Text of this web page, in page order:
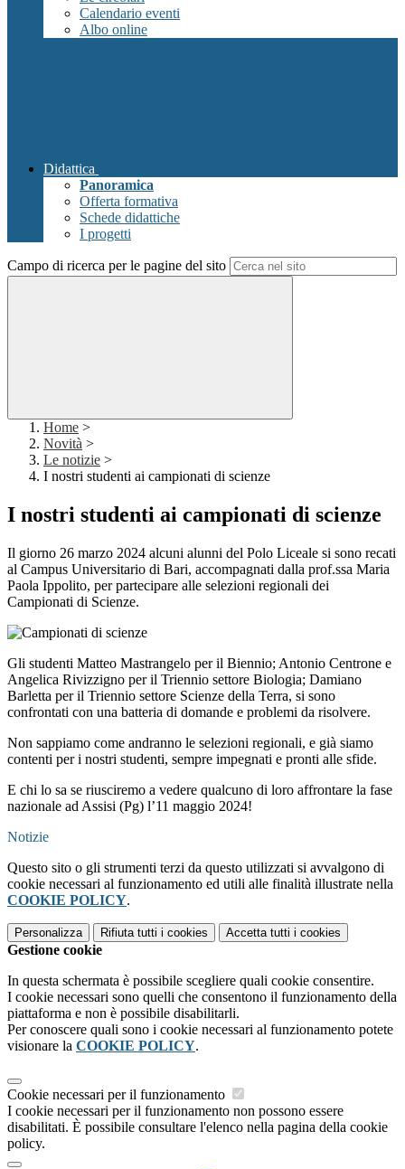
Calendario eventi
Albo online
Didattica
Panoramica
Offerta formativa
Schede didattiche
I progetti
Campo di ricerca per le pagine del sito
Home >
Novità >
Le notizie >
I nostri studenti ai campionati di scienze
I nostri studenti ai campionati di scienze
Il giorno 26 marzo 2024 alcuni alunni del Polo Liceale si sono recati
al Campus Universitario di Bari, accompagnati dalla prof.ssa Maria
Paola Ippolito, per partecipare alle selezioni regionali dei
Campionati di Scienze.
Gli studenti Matteo Mastrangelo per il Biennio; Antonio Centrone e
Angelica Rivizzigno per il Triennio settore Biologia; Damiano
Barletta per il Triennio settore Scienze della Terra, si sono
confrontati con una batteria di domande e problemi da risolvere.
Non sappiamo come andranno le selezioni regionali, e già siamo
contenti per i nostri studenti, sempre impegnati e pronti alle sfide.
E chi lo sa se riusciremo a vedere qualcuno di loro affrontare la fase
nazionale ad Assisi (Pg) l’11 maggio 2024!
Notizie
Questo sito o gli strumenti terzi da questo utilizzati si avvalgono di
cookie necessari al funzionamento ed utili alle finalità illustrate nella
COOKIE POLICY.
Personalizza Rifiuta tutti i cookies Accetta tutti i cookies
Gestione cookie
In questa schermata è possibile scegliere quali cookie consentire.
I cookie necessari sono quelli che consentono il funzionamento della
piattaforma e non è possibile disabilitarli.
Per conoscere quali sono i cookie necessari al funzionamento potete
visionare la COOKIE POLICY.
Cookie necessari per il funzionamento
I cookie necessari per il funzionamento non possono essere
disabilitati. È possibile consultare l'elenco nella pagina della cookie
policy.